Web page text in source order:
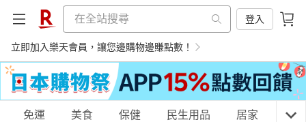
登入
立即加入樂天會員，讓您邊購物邊賺點數！
購物網分類
免運 美食 保健 民生用品 居家 3C